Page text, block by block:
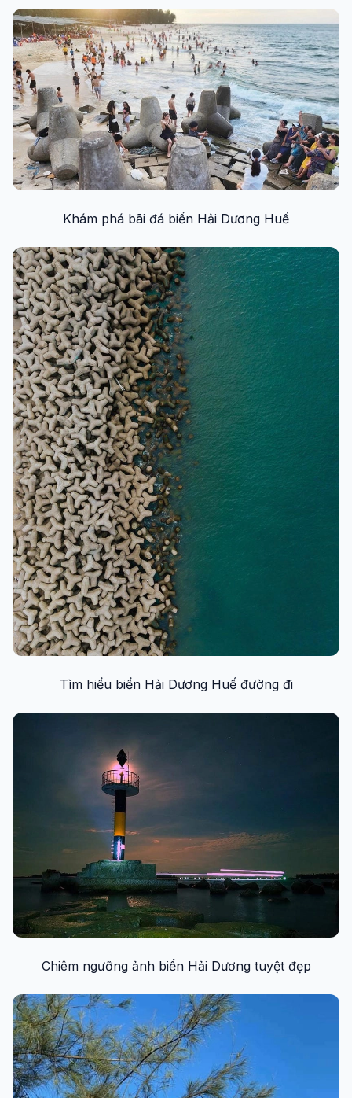
Khám phá bãi đá biển Hải Dương Huế
Tìm hiểu biển Hải Dương Huế đường đi
Chiêm ngưỡng ảnh biển Hải Dương tuyệt đẹp